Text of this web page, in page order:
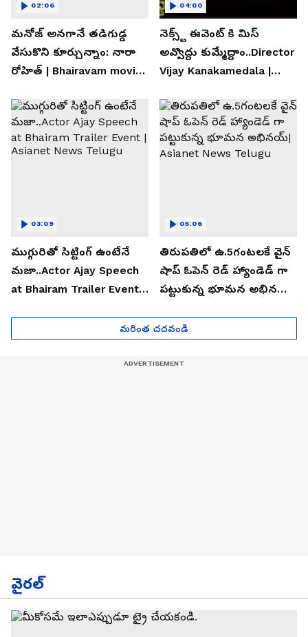
మనోజ్ అనగానే తడిగుడ్డ
వేసుకొని కూర్చున్నాం: నారా
రోహిత్ | Bhairavam movie |
02:06
నెక్స్ట్ ఈవెంట్ కి మిస్
అవ్వొద్దు కుమ్మేద్దాం..Director
Vijay Kanakamedala |
04:00
ముగ్గురితో సిట్టింగ్ ఉంటేనే
మజా..Actor Ajay Speech
at Bhairam Trailer Event |
03:09
తిరుపతిలో ఉ.5గంటలకే వైన్
షాప్ ఓపెన్ రెడ్ హ్యాండెడ్ గా
పట్టుకున్న భూమన అభినయ్|
05:06
మరింత చదవండి
వైరల్